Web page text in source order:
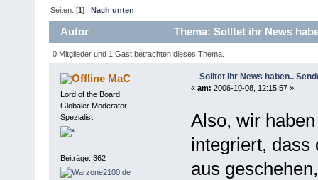
Seiten: [1]Nach unten
Autor Thema: Solltet ihr News
0 Mitglieder und 1 Gast betrachten dieses Thema.
MaC
Lord of the Board
Globaler Moderator
Spezialist
Beiträge: 362
Solltet ihr News haben..
« am: 2006-10-08, 12:15:57 »
Also, wir
integriert, dass
aus